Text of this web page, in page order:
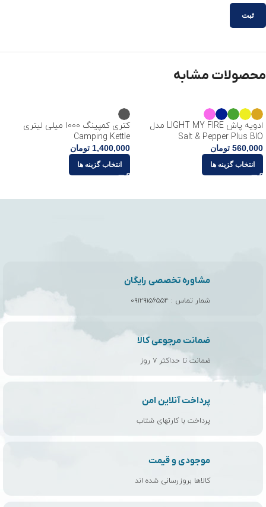
محصولات مشابه
ادویه پاش LIGHT MY FIRE مدل
Salt & Pepper Plus BIO
560,000 تومان
انتخاب گزینه ها
کتری کمپینگ 1000 میلی لیتری
Camping Kettle
1,400,000 تومان
انتخاب گزینه ها
مشاوره تخصصی رایگان
شمار تماس : ۰۹۱۲۹۱۵۶۵۵۴
ضمانت مرجوعی کالا
ضمانت تا حداکثر ۷ روز
پرداخت آنلاین امن
پرداخت با کارتهای شتاب
موجودی و قیمت
کالاها بروزرسانی شده اند